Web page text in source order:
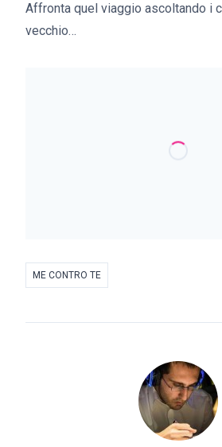
Affronta quel viaggio ascoltando i
vecchio…
ME CONTRO TE